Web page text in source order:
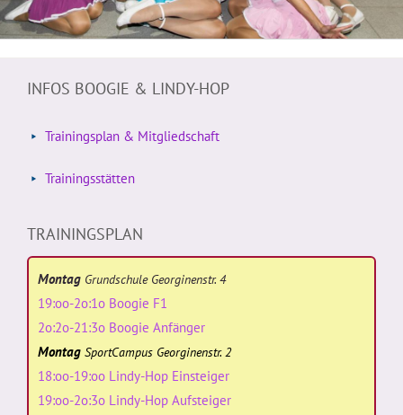
INFOS BOOGIE & LINDY-HOP
Trainingsplan & Mitgliedschaft
Trainingsstätten
TRAININGSPLAN
Montag Grundschule Georginenstr. 4
19:oo-2o:1o Boogie F1
2o:2o-21:3o Boogie Anfänger
Montag SportCampus Georginenstr. 2
18:oo-19:oo Lindy-Hop Einsteiger
19:oo-2o:3o Lindy-Hop Aufsteiger